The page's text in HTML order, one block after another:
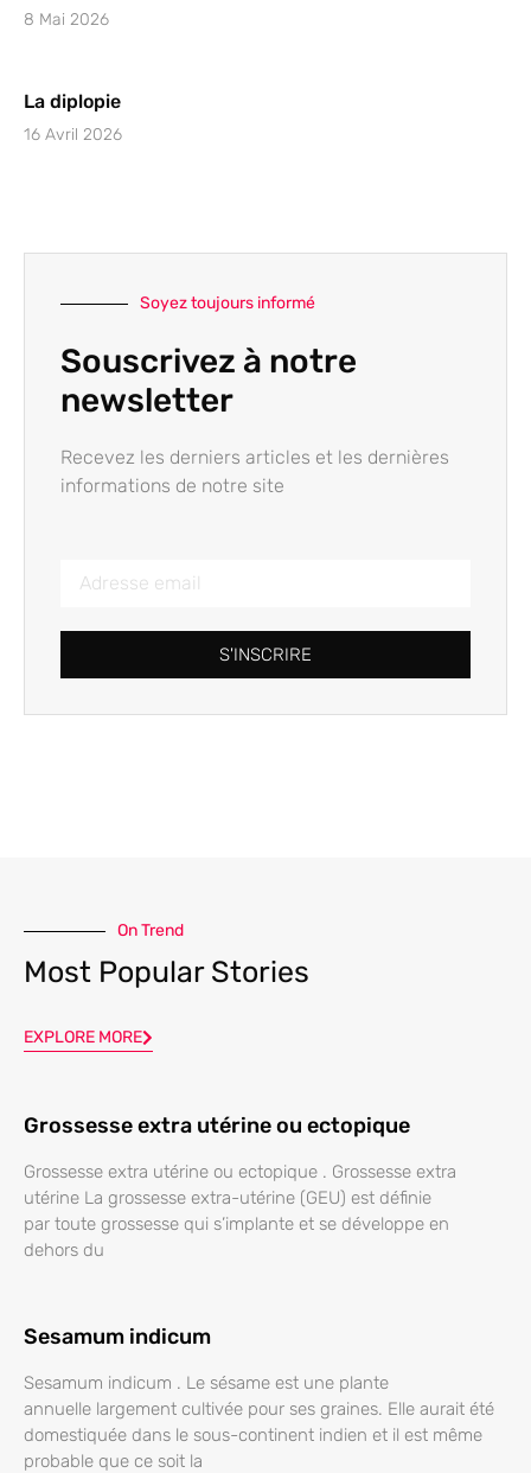
8 Mai 2026
La diplopie
16 Avril 2026
Soyez toujours informé
Souscrivez à notre
newsletter
Recevez les derniers articles et les dernières
informations de notre site
S'INSCRIRE
On Trend
Most Popular Stories
EXPLORE MORE
Grossesse extra utérine ou ectopique
Grossesse extra utérine ou ectopique . Grossesse extra
utérine La grossesse extra-utérine (GEU) est définie
par toute grossesse qui s’implante et se développe en
dehors du
Sesamum indicum
Sesamum indicum . Le sésame est une plante
annuelle largement cultivée pour ses graines. Elle aurait été
domestiquée dans le sous-continent indien et il est même
probable que ce soit la